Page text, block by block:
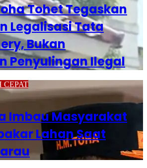
Tohet Tegaskan
Legalisasi Tata
Bukan
Penyulingan Ilegal
CEPAT
Imbau Masyarakat
Lahan Saat